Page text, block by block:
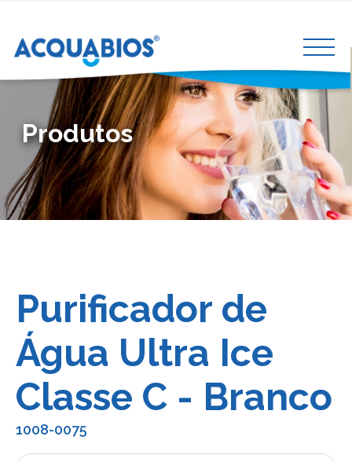
Produtos
Purificador de
Água Ultra Ice
Classe C - Branco
1008-0075